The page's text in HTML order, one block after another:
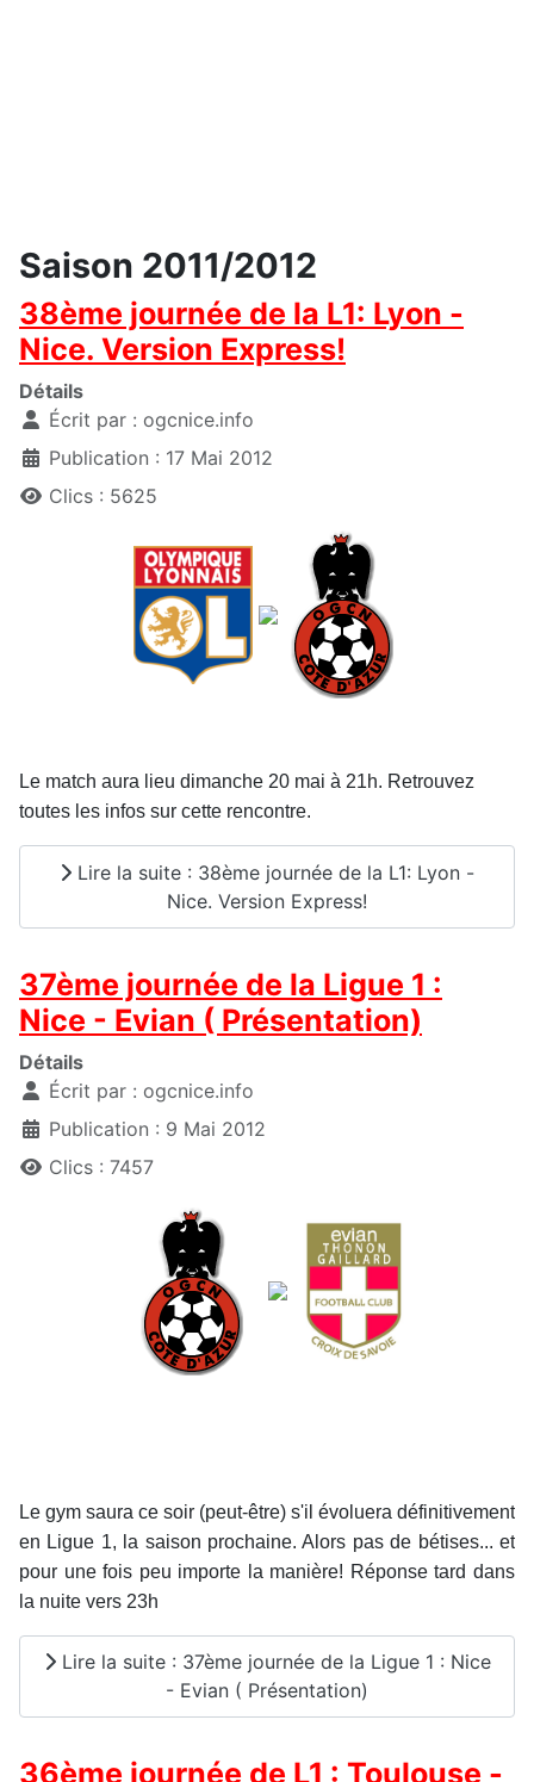
Saison 2011/2012
38ème journée de la L1: Lyon -
Nice. Version Express!
Détails
Écrit par : ogcnice.info
Publication : 17 Mai 2012
Clics : 5625
Le match aura lieu dimanche 20 mai à 21h. Retrouvez
toutes les infos sur cette rencontre.
Lire la suite : 38ème journée de la L1: Lyon -
Nice. Version Express!
37ème journée de la Ligue 1 :
Nice - Evian ( Présentation)
Détails
Écrit par : ogcnice.info
Publication : 9 Mai 2012
Clics : 7457
Le gym saura ce soir (peut-être) s'il évoluera définitivement
en Ligue 1, la saison prochaine. Alors pas de bétises... et
pour une fois peu importe la manière! Réponse tard dans
la nuite vers 23h
Lire la suite : 37ème journée de la Ligue 1 : Nice
- Evian ( Présentation)
36ème journée de L1 : Toulouse -